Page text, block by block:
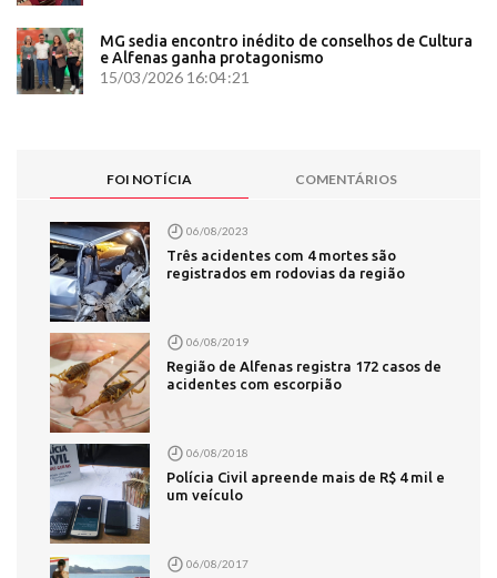
MG sedia encontro inédito de conselhos de Cultura
e Alfenas ganha protagonismo
15/03/2026 16:04:21
FOI NOTÍCIA COMENTÁRIOS
06/08/2023
Três acidentes com 4 mortes são
registrados em rodovias da região
06/08/2019
Região de Alfenas registra 172 casos de
acidentes com escorpião
06/08/2018
Polícia Civil apreende mais de R$ 4 mil e
um veículo
06/08/2017